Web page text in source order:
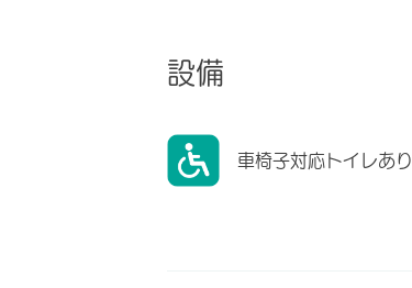
設備
車椅子対応トイレあり